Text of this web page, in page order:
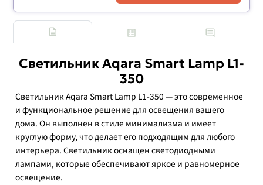
Светильник Aqara Smart Lamp L1-
350
Светильник Aqara Smart Lamp L1-350 — это современное
и функциональное решение для освещения вашего
дома. Он выполнен в стиле минимализма и имеет
круглую форму, что делает его подходящим для любого
интерьера. Светильник оснащен светодиодными
лампами, которые обеспечивают яркое и равномерное
освещение.